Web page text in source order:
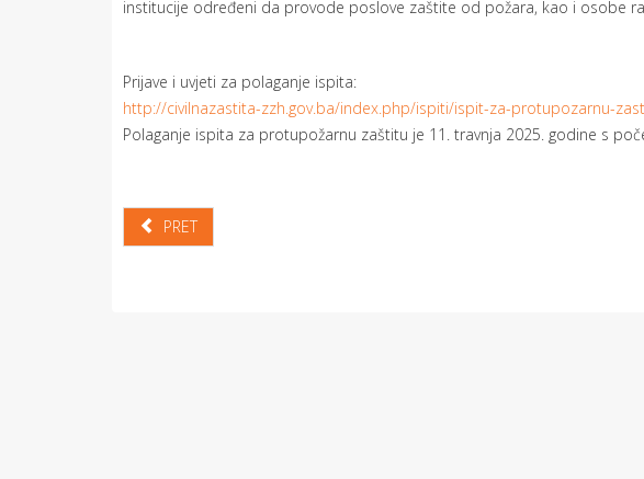
institucije određeni da provode poslove zaštite od požara, kao i osobe
Prijave i uvjeti za polaganje ispita:
http://civilnazastita-zzh.gov.ba/index.php/ispiti/ispit-za-protupozarnu-
Polaganje ispita za protupožarnu zaštitu je 11. travnja 2025. godine s
PRET